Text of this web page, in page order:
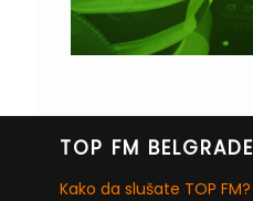
TOP FM BELGRADE
Kako da slušate TOP FM?